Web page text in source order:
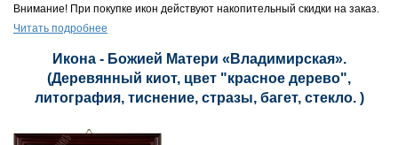
Внимание! При покупке икон действуют накопительный скидки на заказ.
Читать подробнее
Икона - Божией Матери «Владимирская».
(Деревянный киот, цвет "красное дерево",
литография, тиснение, стразы, багет, стекло. )